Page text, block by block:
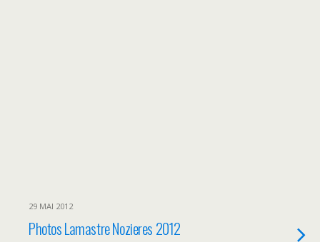
29 MAI 2012
Photos Lamastre Nozieres 2012